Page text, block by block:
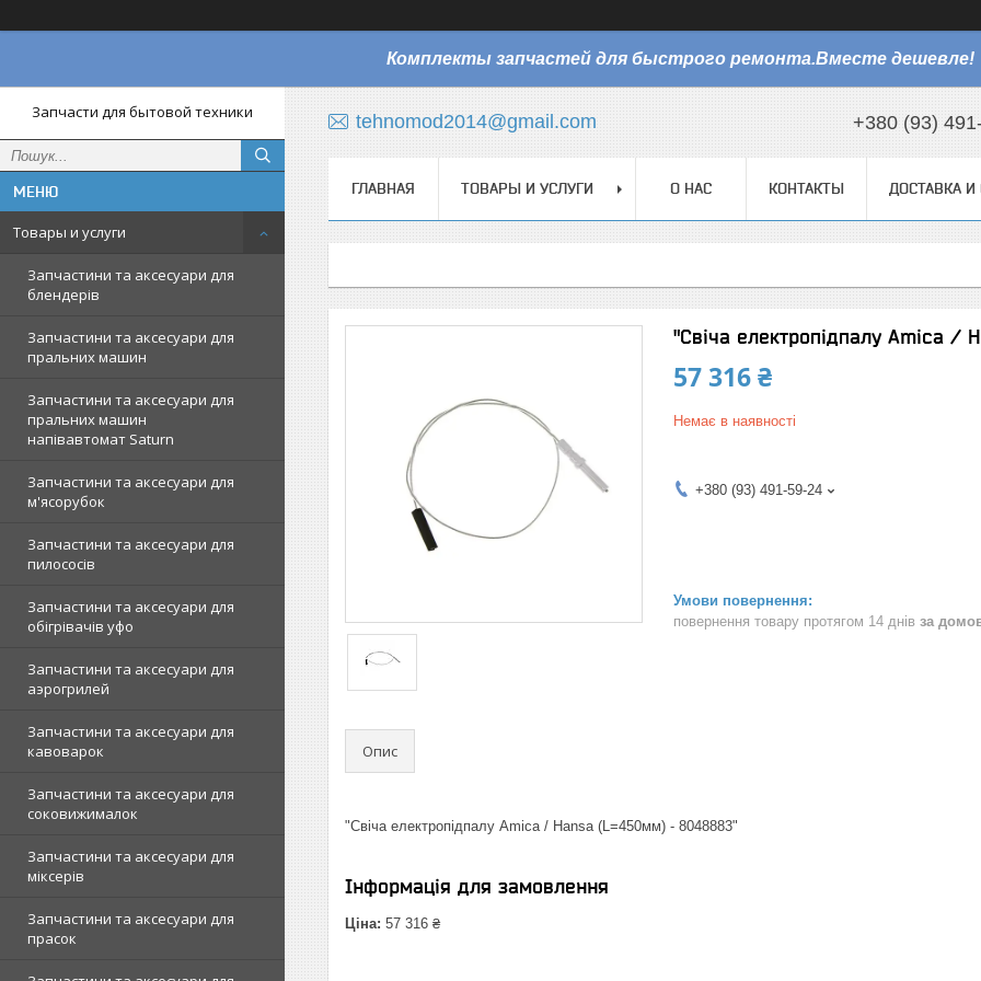
Комплекты запчастей для быстрого ремонта.Вместе дешевле!
Запчасти для бытовой техники
Товары и услуги
Запчастини та аксесуари для
блендерів
Запчастини та аксесуари для
пральних машин
Запчастини та аксесуари для
пральних машин
напівавтомат Saturn
Запчастини та аксесуари для
м'ясорубок
Запчастини та аксесуари для
пилососів
Запчастини та аксесуари для
обігрівачів уфо
Запчастини та аксесуари для
аэрогрилей
Запчастини та аксесуари для
кавоварок
Запчастини та аксесуари для
соковижималок
Запчастини та аксесуари для
міксерів
Запчастини та аксесуари для
прасок
tehnomod2014@gmail.com +380 (93)
ГЛАВНАЯ ТОВАРЫ И УСЛУГИ О НАС КОНТАКТЫ ДОСТАВКА И
"Свіча електропідпалу Amica /
57 316 ₴
Немає в наявності
+380 (93) 491-59-24
повернення товару протягом 14 днів за
Опис
"Свіча електропідпалу Amica / Hansa (L=450мм) - 8048883"
Інформація для замовлення
Ціна: 57 316 ₴